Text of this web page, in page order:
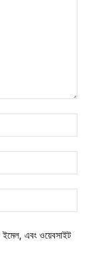
এবং ওয়েবসাইট